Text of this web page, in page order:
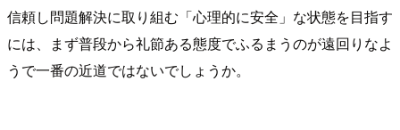
信頼し問題解決に取り組む「心理的に安全」な状態を目指す
には、まず普段から礼節ある態度でふるまうのが遠回りなよ
うで一番の近道ではないでしょうか。